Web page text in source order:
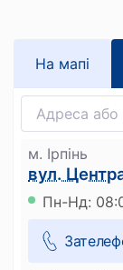
На мапi
м. Ірпінь
вул.
Пн-Нд: